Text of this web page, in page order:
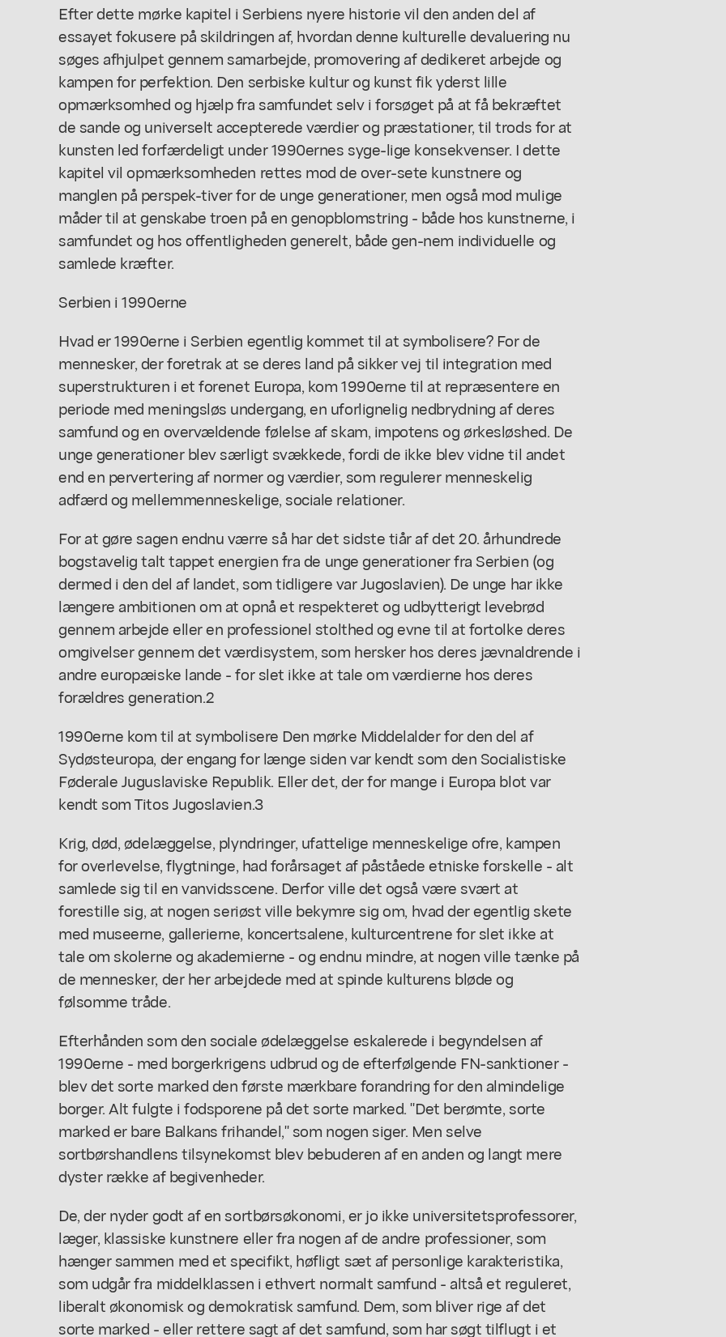
Efter dette mørke kapitel i Serbiens nyere historie vil den anden del af
essayet fokusere på skildringen af, hvordan denne kulturelle devaluering nu
søges afhjulpet gennem samarbejde, promovering af dedikeret arbejde og
kampen for perfektion. Den serbiske kultur og kunst fik yderst lille
opmærksomhed og hjælp fra samfundet selv i forsøget på at få bekræftet
de sande og universelt accepterede værdier og præstationer, til trods for at
kunsten led forfærdeligt under 1990ernes syge-lige konsekvenser. I dette
kapitel vil opmærksomheden rettes mod de over-sete kunstnere og
manglen på perspek-tiver for de unge generationer, men også mod mulige
måder til at genskabe troen på en genopblomstring - både hos kunstnerne, i
samfundet og hos offentligheden generelt, både gen-nem individuelle og
samlede kræfter.
Serbien i 1990erne
Hvad er 1990erne i Serbien egentlig kommet til at symbolisere? For de
mennesker, der foretrak at se deres land på sikker vej til integration med
superstrukturen i et forenet Europa, kom 1990erne til at repræsentere en
periode med meningsløs undergang, en uforlignelig nedbrydning af deres
samfund og en overvældende følelse af skam, impotens og ørkesløshed. De
unge generationer blev særligt svækkede, fordi de ikke blev vidne til andet
end en pervertering af normer og værdier, som regulerer menneskelig
adfærd og mellemmenneskelige, sociale relationer.
For at gøre sagen endnu værre så har det sidste tiår af det 20. århundrede
bogstavelig talt tappet energien fra de unge generationer fra Serbien (og
dermed i den del af landet, som tidligere var Jugoslavien). De unge har ikke
længere ambitionen om at opnå et respekteret og udbytterigt levebrød
gennem arbejde eller en professionel stolthed og evne til at fortolke deres
omgivelser gennem det værdisystem, som hersker hos deres jævnaldrende i
andre europæiske lande - for slet ikke at tale om værdierne hos deres
forældres generation.2
1990erne kom til at symbolisere Den mørke Middelalder for den del af
Sydøsteuropa, der engang for længe siden var kendt som den Socialistiske
Føderale Juguslaviske Republik. Eller det, der for mange i Europa blot var
kendt som Titos Jugoslavien.3
Krig, død, ødelæggelse, plyndringer, ufattelige menneskelige ofre, kampen
for overlevelse, flygtninge, had forårsaget af påståede etniske forskelle - alt
samlede sig til en vanvidsscene. Derfor ville det også være svært at
forestille sig, at nogen seriøst ville bekymre sig om, hvad der egentlig skete
med museerne, gallerierne, koncertsalene, kulturcentrene for slet ikke at
tale om skolerne og akademierne - og endnu mindre, at nogen ville tænke på
de mennesker, der her arbejdede med at spinde kulturens bløde og
følsomme tråde.
Efterhånden som den sociale ødelæggelse eskalerede i begyndelsen af
1990erne - med borgerkrigens udbrud og de efterfølgende FN-sanktioner -
blev det sorte marked den første mærkbare forandring for den almindelige
borger. Alt fulgte i fodsporene på det sorte marked. "Det berømte, sorte
marked er bare Balkans frihandel," som nogen siger. Men selve
sortbørshandlens tilsynekomst blev bebuderen af en anden og langt mere
dyster række af begivenheder.
De, der nyder godt af en sortbørsøkonomi, er jo ikke universitetsprofessorer,
læger, klassiske kunstnere eller fra nogen af de andre professioner, som
hænger sammen med et specifikt, høfligt sæt af personlige karakteristika,
som udgår fra middelklassen i ethvert normalt samfund - altså et reguleret,
liberalt økonomisk og demokratisk samfund. Dem, som bliver rige af det
sorte marked - eller rettere sagt af det samfund, som har søgt tilflugt i et